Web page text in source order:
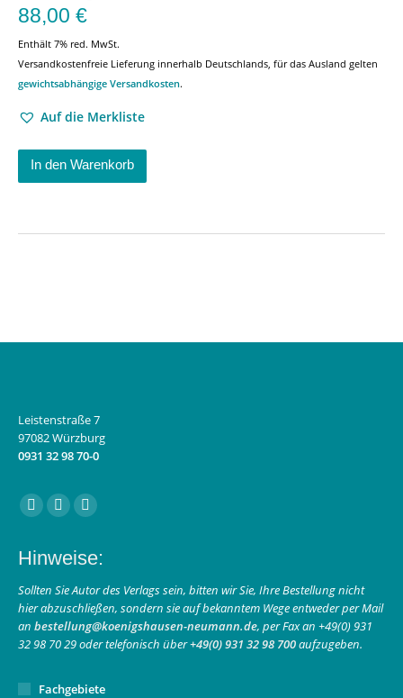
88,00 €
Enthält 7% red. MwSt.
Versandkostenfreie Lieferung innerhalb Deutschlands, für das Ausland gelten
gewichtsabhängige Versandkosten.
Auf die Merkliste
In den Warenkorb
Leistenstraße 7
97082 Würzburg
0931 32 98 70-0
Finden Sie uns auf:
Facebook
opens
in
new
window
Instagram
opens
in
new
window
E-
page
opens
in
new
window
Hinweise:
Sollten Sie Autor des Verlags sein, bitten wir Sie, Ihre Bestellung nicht
hier abzuschließen, sondern sie auf bekanntem Wege entweder per Mail
an bestellung@koenigshausen-neumann.de, per Fax an +49(0) 931
32 98 70 29 oder telefonisch über+49(0) 931 32 98 700aufzugeben.
Fachgebiete